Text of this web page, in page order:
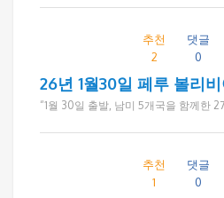
추천
2
댓글
0
추천
1
댓글
0